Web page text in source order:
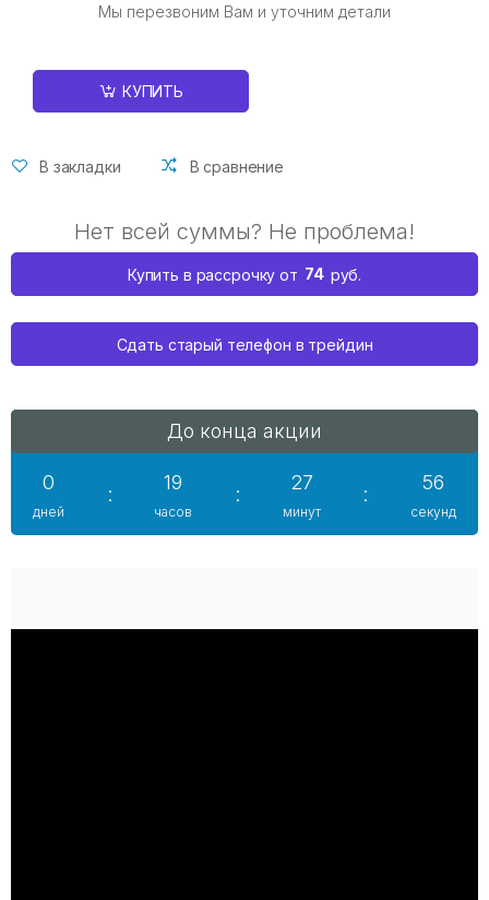
Мы перезвоним Вам и уточним детали
КУПИТЬ
В закладки В сравнение
Нет всей суммы? Не проблема!
Купить в рассрочку от 74 руб.
Сдать старый телефон в трейдин
До конца акции
0
дней
:
19
часов
:
27
минут
:
55
секунд